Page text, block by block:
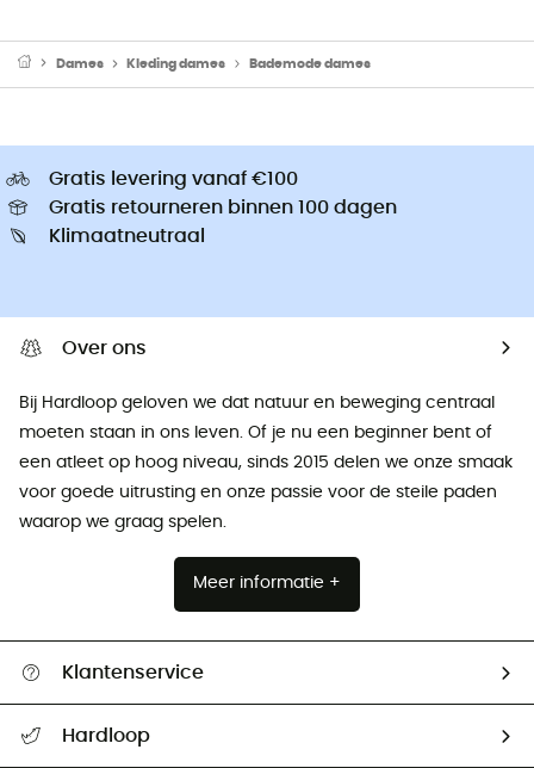
Dames Kleding dames Bademode dames
Gratis levering vanaf €100
Gratis retourneren binnen 100 dagen
Klimaatneutraal
Over ons
Bij Hardloop geloven we dat natuur en beweging centraal
moeten staan ​​in ons leven. Of je nu een beginner bent of
een atleet op hoog niveau, sinds 2015 delen we onze smaak
voor goede uitrusting en onze passie voor de steile paden
waarop we graag spelen.
Meer informatie +
Klantenservice
Mijn zending volgen
Hardloop